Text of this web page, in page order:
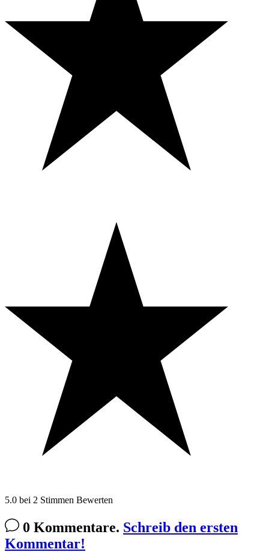
5.0 bei 2 Stimmen Bewerten
0 Kommentare. Schreib den ersten
Kommentar!